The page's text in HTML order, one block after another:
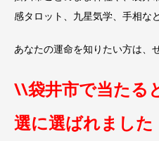
感タロット、九星気学、手相な
あなたの運命を知りたい方は、
\\袋井市で当たる
選に選ばれました